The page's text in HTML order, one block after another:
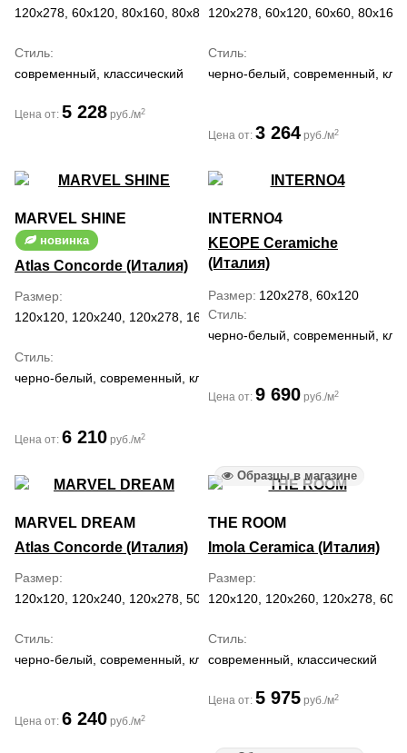
120x278, 60x120, 80x160, 80x80
Стиль
современный, классический
Цена от: 5 228 руб./м2
120x278, 60x120, 60x60, 80x160
Стиль
черно-белый, современный,
Цена от: 3 264 руб./м2
MARVEL SHINE
новинка
Atlas Concorde (Италия)
Размер
120x120, 120x240, 120x278, 160x160, 160x320, 30x60, 37.5x75,
Стиль
черно-белый, современный, классический, средиземноморский,
Цена от: 6 210 руб./м2
INTERNO4
KEOPE Ceramiche
(Италия)
Размер 120x278, 60x120
Стиль
черно-белый, современный,
Цена от: 9 690 руб./м2
MARVEL DREAM
Atlas Concorde (Италия)
Размер
120x120, 120x240, 120x278, 50x120, 60x120, 60x60, 75x150,
Стиль
черно-белый, современный, классический, модерн
Цена от: 6 240 руб./м2
Образцы в магазине
THE ROOM
Imola Ceramica (Италия)
Размер
120x120, 120x260, 120x278,
Стиль
современный, классический
Цена от: 5 975 руб./м2